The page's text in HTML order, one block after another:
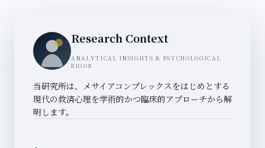
Research Context
ANALYTICAL INSIGHTS & PSYCHOLOGICAL
RIGOR
当研究所は、メサイアコンプレックスをはじめとする
現代の救済心理を学術的かつ臨床的アプローチから解
明します。